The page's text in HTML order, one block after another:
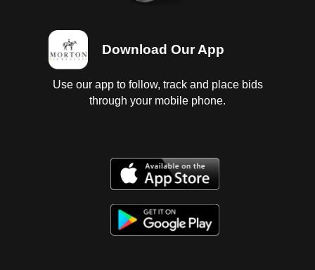
Download Our App
Use our app to follow, track and place bids
through your mobile phone.